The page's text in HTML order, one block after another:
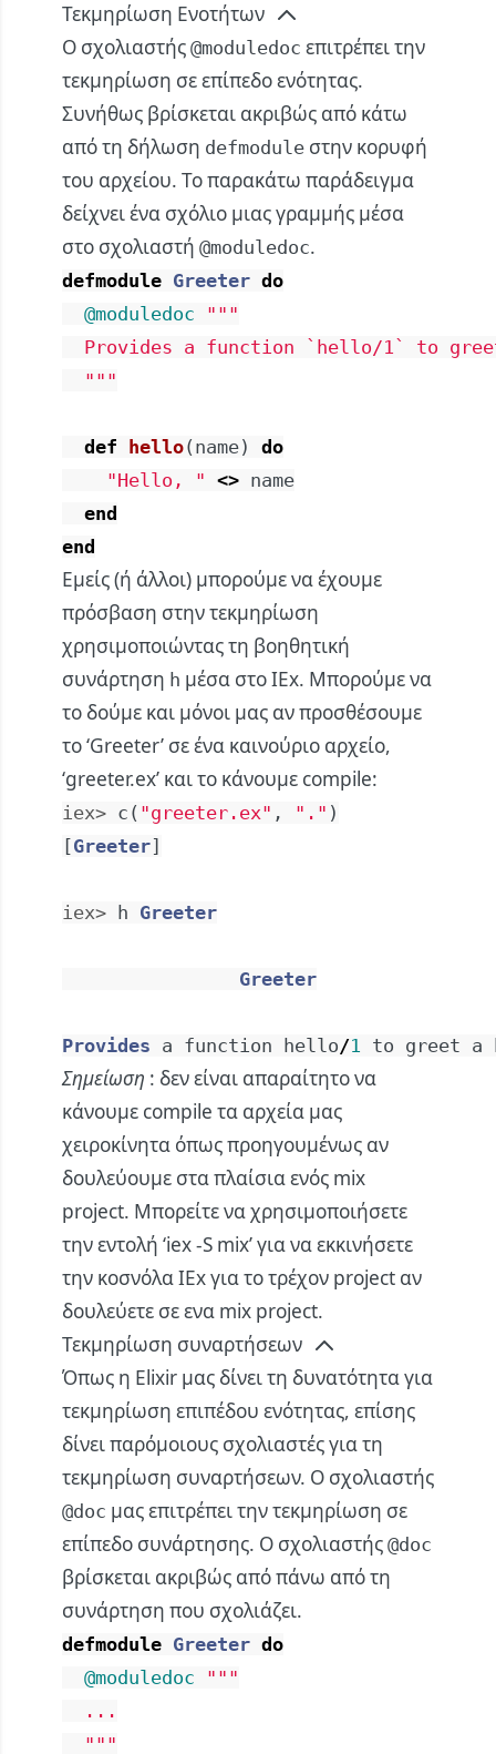
Τεκμηρίωση Ενοτήτων
Ο σχολιαστής @moduledoc επιτρέπει την
τεκμηρίωση σε επίπεδο ενότητας.
Συνήθως βρίσκεται ακριβώς από κάτω
από τη δήλωση defmodule στην κορυφή
του αρχείου. Το παρακάτω παράδειγμα
δείχνει ένα σχόλιο μιας γραμμής μέσα
στο σχολιαστή @moduledoc.
defmodule Greeter do
@moduledoc
"""
Provides a function `hello/1` to
  """
def hello( name)
do
"Hello, " <> name
end
end
Εμείς (ή άλλοι) μπορούμε να έχουμε
πρόσβαση στην τεκμηρίωση
χρησιμοποιώντας τη βοηθητική
συνάρτηση h μέσα στο IEx. Μπορούμε να
το δούμε και μόνοι μας αν προσθέσουμε
το ‘Greeter’ σε ένα καινούριο αρχείο,
‘greeter.ex’ και το κάνουμε compile:
iex> c ( "greeter.ex" , "." )
[Greeter]
iex> h Greeter
Greeter
Provides a function hello/1 to greet a
Σημείωση : δεν είναι απαραίτητο να
κάνουμε compile τα αρχεία μας
χειροκίνητα όπως προηγουμένως αν
δουλεύουμε στα πλαίσια ενός mix
project. Μπορείτε να χρησιμοποιήσετε
την εντολή ‘iex -S mix’ για να εκκινήσετε
την κοσνόλα IEx για το τρέχον project αν
δουλεύετε σε ενα mix project.
Τεκμηρίωση συναρτήσεων
Όπως η Elixir μας δίνει τη δυνατότητα για
τεκμηρίωση επιπέδου ενότητας, επίσης
δίνει παρόμοιους σχολιαστές για τη
τεκμηρίωση συναρτήσεων. Ο σχολιαστής
@doc μας επιτρέπει την τεκμηρίωση σε
επίπεδο συνάρτησης. Ο σχολιαστής @doc
βρίσκεται ακριβώς από πάνω από τη
συνάρτηση που σχολιάζει.
defmodule Greeter do
@moduledoc
"""
  ...
  """